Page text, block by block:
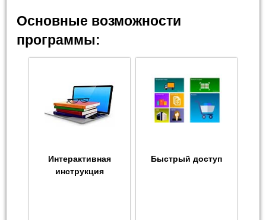
Основные возможности
программы:
Интерактивная
инструкция
Быстрый доступ